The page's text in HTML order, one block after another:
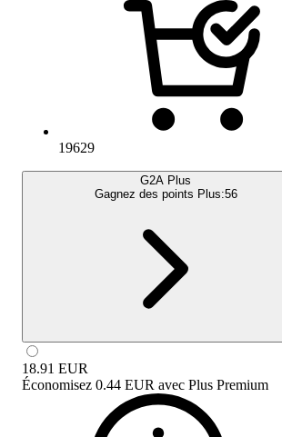
19629
G2A Plus
Gagnez des points Plus:56
18.91 EUR
Économisez 0.44 EUR avec Plus Premium